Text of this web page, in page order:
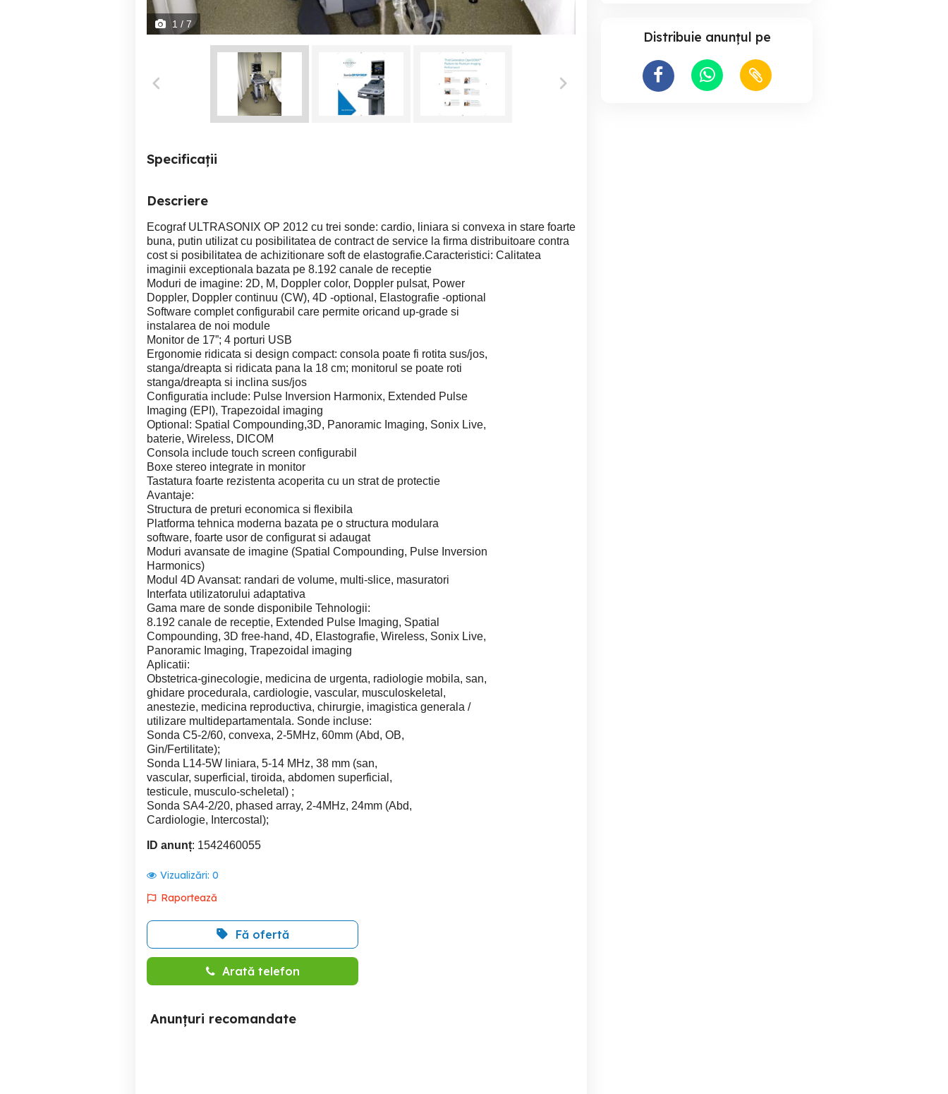
1 / 7
Specificații
Descriere
Ecograf ULTRASONIX OP 2012 cu trei sonde: cardio, liniara si convexa in stare foarte
buna, putin utilizat cu posibilitatea de contract de service la firma distribuitoare contra
cost si posibilitatea de achizitionare soft de elastografie.Caracteristici: Calitatea
imaginii exceptionala bazata pe 8.192 canale de receptie
Moduri de imagine: 2D, M, Doppler color, Doppler pulsat, Power
Doppler, Doppler continuu (CW), 4D -optional, Elastografie -optional
Software complet configurabil care permite oricand up-grade si
instalarea de noi module
Monitor de 17”; 4 porturi USB
Ergonomie ridicata si design compact: consola poate fi rotita sus/jos,
stanga/dreapta si ridicata pana la 18 cm; monitorul se poate roti
stanga/dreapta si inclina sus/jos
Configuratia include: Pulse Inversion Harmonix, Extended Pulse
Imaging (EPI), Trapezoidal imaging
Optional: Spatial Compounding,3D, Panoramic Imaging, Sonix Live,
baterie, Wireless, DICOM
Consola include touch screen configurabil
Boxe stereo integrate in monitor
Tastatura foarte rezistenta acoperita cu un strat de protectie
Avantaje:
Structura de preturi economica si flexibila
Platforma tehnica moderna bazata pe o structura modulara
software, foarte usor de configurat si adaugat
Moduri avansate de imagine (Spatial Compounding, Pulse Inversion
Harmonics)
Modul 4D Avansat: randari de volume, multi-slice, masuratori
Interfata utilizatorului adaptativa
Gama mare de sonde disponibile Tehnologii:
8.192 canale de receptie, Extended Pulse Imaging, Spatial
Compounding, 3D free-hand, 4D, Elastografie, Wireless, Sonix Live,
Panoramic Imaging, Trapezoidal imaging
Aplicatii:
Obstetrica-ginecologie, medicina de urgenta, radiologie mobila, san,
ghidare procedurala, cardiologie, vascular, musculoskeletal,
anestezie, medicina reproductiva, chirurgie, imagistica generala /
utilizare multidepartamentala. Sonde incluse:
Sonda C5-2/60, convexa, 2-5MHz, 60mm (Abd, OB,
Gin/Fertilitate);
Sonda L14-5W liniara, 5-14 MHz, 38 mm (san,
vascular, superficial, tiroida, abdomen superficial,
testicule, musculo-scheletal) ;
Sonda SA4-2/20, phased array, 2-4MHz, 24mm (Abd,
Cardiologie, Intercostal);
ID anunț: 1542460055
Vizualizări: 0
Raportează
Fă ofertă
Arată telefon
Anunțuri recomandate
Distribuie anunțul pe